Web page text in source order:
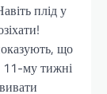
плід у
що
11-му тижні